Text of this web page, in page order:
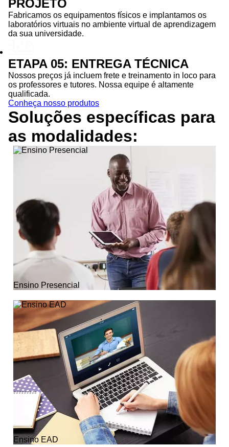
PROJETO
Fabricamos os equipamentos físicos e implantamos os
laboratórios virtuais no ambiente virtual de aprendizagem
da sua universidade.
ETAPA 05: ENTREGA TÉCNICA
Nossos preços já incluem frete e treinamento in loco para
os professores e tutores. Nossa equipe é altamente
qualificada.
Conheça nosso produtos
Soluções específicas para
as modalidades:
Ensino Presencial
Ensino EAD